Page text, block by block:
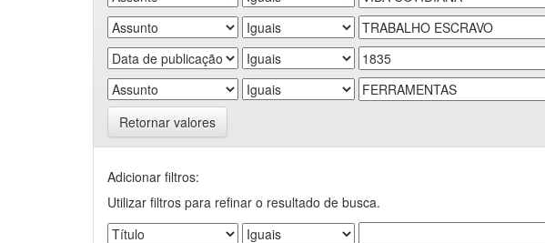
Retornar valores
Adicionar filtros:
Utilizar filtros para refinar o resultado de busca.